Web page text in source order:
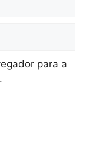
para a